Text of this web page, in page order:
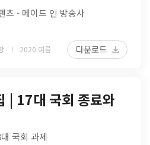
츠 - 메이드 인 방송사
2020 여름 다운로드
17대 국회 종료와
국회 과제